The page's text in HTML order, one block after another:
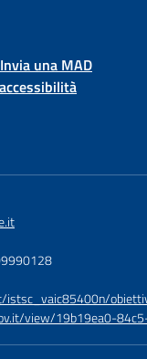
Invia una MAD
istsc_vaic85400n/
view/19b19ea0-